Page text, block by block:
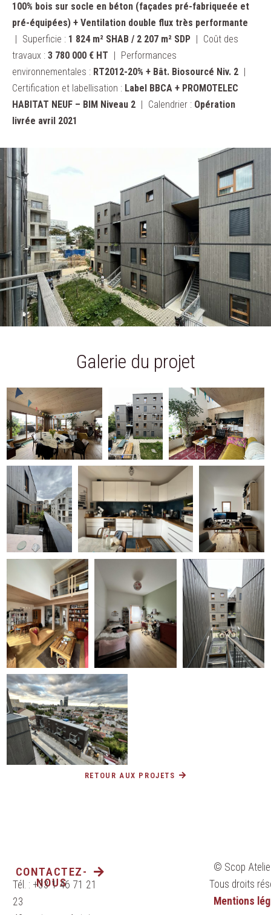
100% bois sur socle en béton (façades pré-fabriqueée et
pré-équipées) + Ventilation double flux très performante
Superficie : 1 824 m² SHAB / 2 207 m² SDP
Coût des
travaux : 3 780 000 € HT
Performances
environnementales : RT2012-20% + Bât. Biosourcé Niv. 2
Certification et labellisation : Label BBCA + PROMOTELEC
HABITAT NEUF – BIM Niveau 2
Calendrier : Opération
livrée avril 2021
Galerie du projet
RETOUR AUX PROJETS
CONTACTEZ-
NOUS
Tél. : +33 1 46 71 21
23
© Scop
Tous droits
Mentions